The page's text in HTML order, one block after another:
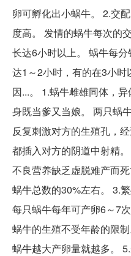
卵可孵化出小蜗牛。 2.交
度高。 发情的蜗牛每次的
长达6小时以上。 蜗牛每
达1～2小时，有的在3小时
因...。 1.蜗牛雌雄同体，
身既当爹又当娘。 两只蜗
反复刺激对方的生殖孔，
都插入对方的阴道中射精
不良营养缺乏虚脱难产而
蜗牛总数的30%左右。 3.
每只蜗牛每年可产卵6～7
蜗牛的生殖不受年龄的限
蜗牛越大产卵量就越多。